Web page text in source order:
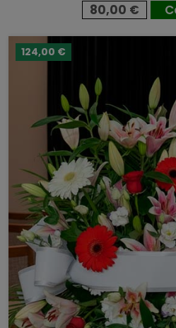
80,00 €
124,00 €